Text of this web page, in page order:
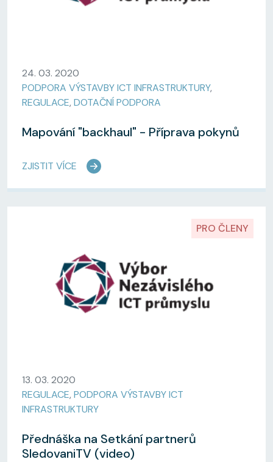
24. 03. 2020
PODPORA VÝSTAVBY ICT INFRASTRUKTURY,
REGULACE, DOTAČNÍ PODPORA
Mapování "backhaul" - Příprava pokynů
ZJISTIT VÍCE
PRO ČLENY
13. 03. 2020
REGULACE, PODPORA VÝSTAVBY ICT
INFRASTRUKTURY
Přednáška na Setkání partnerů
SledovaniTV (video)